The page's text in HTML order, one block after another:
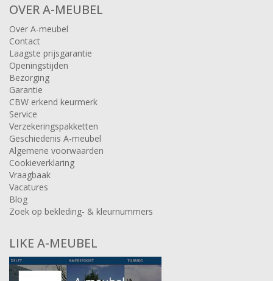
OVER A-MEUBEL
Over A-meubel
Contact
Laagste prijsgarantie
Openingstijden
Bezorging
Garantie
CBW erkend keurmerk
Service
Verzekeringspakketten
Geschiedenis A-meubel
Algemene voorwaarden
Cookieverklaring
Vraagbaak
Vacatures
Blog
Zoek op bekleding- & kleurnummers
LIKE A-MEUBEL